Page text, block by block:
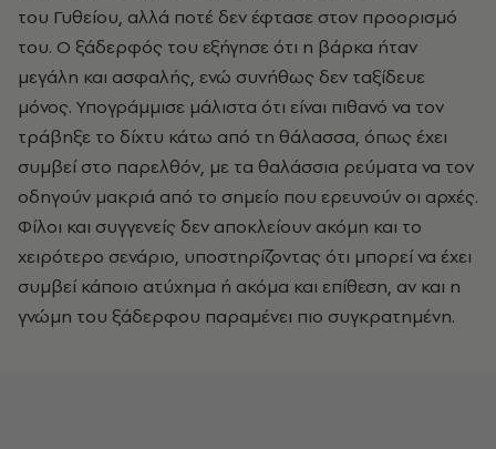
του Γυθείου, αλλά ποτέ δεν έφτασε στον προορισμό
του. Ο ξάδερφός του εξήγησε ότι η βάρκα ήταν
μεγάλη και ασφαλής, ενώ συνήθως δεν ταξίδευε
μόνος. Υπογράμμισε μάλιστα ότι είναι πιθανό να τον
τράβηξε το δίχτυ κάτω από τη θάλασσα, όπως έχει
συμβεί στο παρελθόν, με τα θαλάσσια ρεύματα να τον
οδηγούν μακριά από το σημείο που ερευνούν οι αρχές.
Φίλοι και συγγενείς δεν αποκλείουν ακόμη και το
χειρότερο σενάριο, υποστηρίζοντας ότι μπορεί να έχει
συμβεί κάποιο ατύχημα ή ακόμα και επίθεση, αν και η
γνώμη του ξάδερφου παραμένει πιο συγκρατημένη.